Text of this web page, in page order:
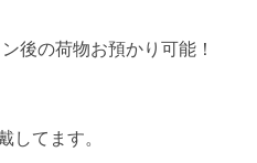
後の荷物お預かり可能！
してます。